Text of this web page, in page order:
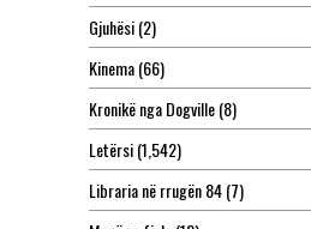
Gjuhësi(2)
Kinema(66)
Kronikë nga Dogville(8)
Letërsi(1,542)
Libraria në rrugën 84(7)